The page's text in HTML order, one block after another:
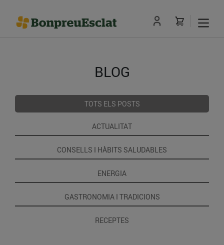
BLOG
TOTS ELS POSTS
ACTUALITAT
CONSELLS I HÀBITS SALUDABLES
ENERGIA
GASTRONOMIA I TRADICIONS
RECEPTES